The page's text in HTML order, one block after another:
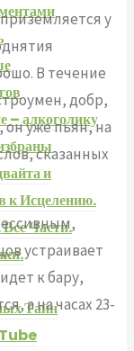
– алкоголику
и
к Исцелению.
Части.
Тайн
у
В течение
добр,
он уже пьян, на
сказанных
устраивает
к бару,
а на часах 23-